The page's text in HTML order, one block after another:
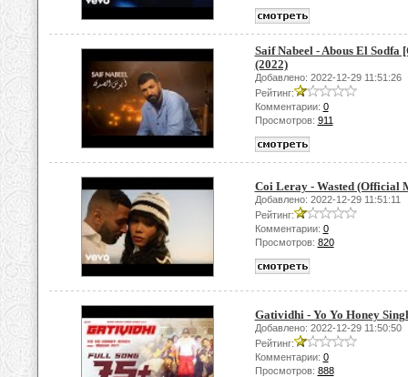
Saif Nabeel - Abous El
(2022)
Добавлено: 2022-12-29 11:51:26
Рейтинг:
Комментарии: 0
Просмотров: 911
Coi Leray - Wasted (Official
Добавлено: 2022-12-29 11:51:11
Рейтинг:
Комментарии: 0
Просмотров: 820
Gatividhi - Yo Yo Honey
Добавлено: 2022-12-29 11:50:50
Рейтинг:
Комментарии: 0
Просмотров: 888